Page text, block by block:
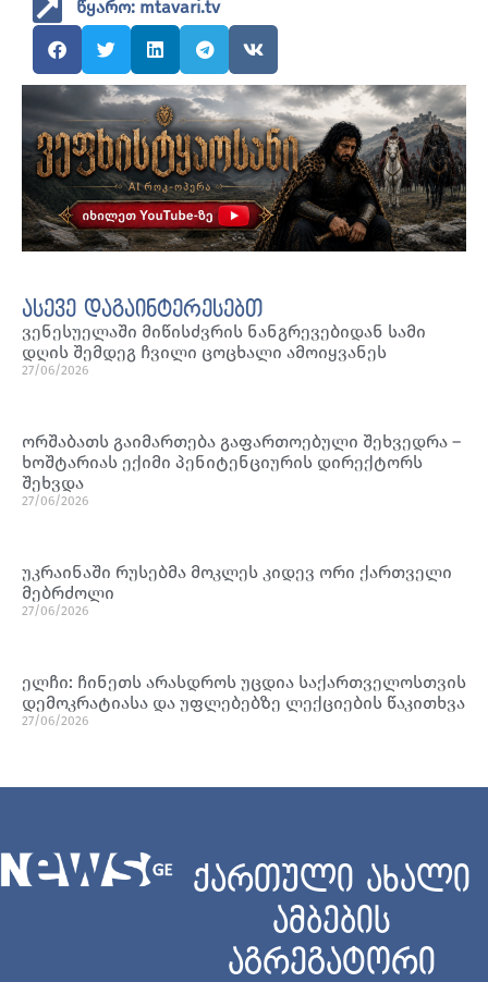
წყარო: mtavari.tv
ასევე დაგაინტერესებთ
ვენესუელაში მიწისძვრის ნანგრევებიდან სამი
დღის შემდეგ ჩვილი ცოცხალი ამოიყვანეს
27/06/2026
ორშაბათს გაიმართება გაფართოებული შეხვედრა –
ხოშტარიას ექიმი პენიტენციურის დირექტორს
შეხვდა
27/06/2026
უკრაინაში რუსებმა მოკლეს კიდევ ორი ქართველი
მებრძოლი
27/06/2026
ელჩი: ჩინეთს არასდროს უცდია საქართველოსთვის
დემოკრატიასა და უფლებებზე ლექციების წაკითხვა
27/06/2026
ქართული ახალი
ამბების
აგრეგატორი